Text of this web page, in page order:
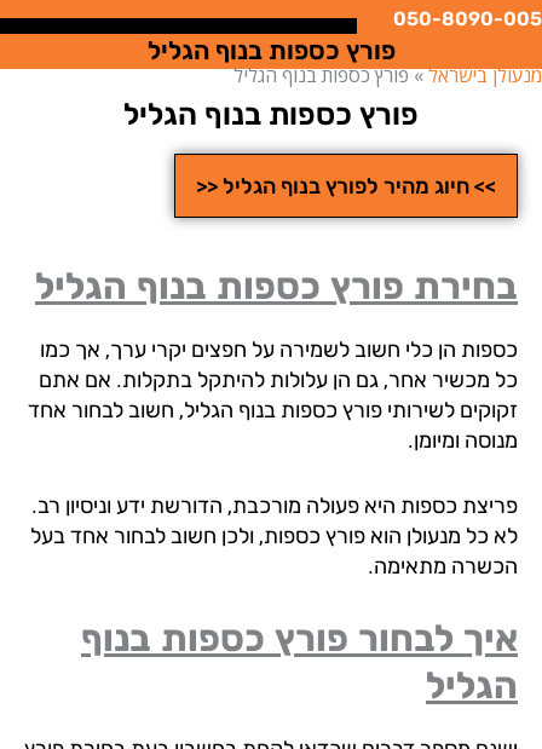
050-
פורץ כספות בנוף הגליל
בישראל»פורץ כספות בנוף הגליל
פורץ כספות בנוף הגליל
>> חיוג מהיר לפורץ בנוף הגליל <<
פורץ כספות בנוף הגליל
הן כלי חשוב לשמירה על חפצים יקרי ערך, אך כמו
מכשיר אחר, גם הן עלולות להיתקל בתקלות. אם אתם
לשירותי פורץ כספות בנוף הגליל, חשוב לבחור אחד
ומיומן.
כספות היא פעולה מורכבת, הדורשת ידע וניסיון רב.
כל מנעולן הוא פורץ כספות, ולכן חשוב לבחור אחד בעל
מתאימה.
לבחור פורץ כספות בנוף